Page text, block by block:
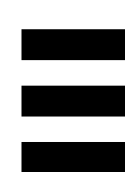
Navigation